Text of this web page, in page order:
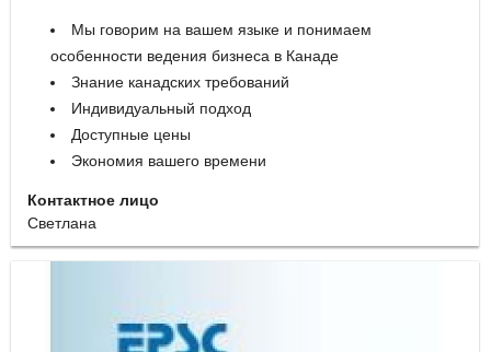
Мы говорим на вашем языке и понимаем
особенности ведения бизнеса в Канаде
Знание канадских требований
Индивидуальный подход
Доступные цены
Экономия вашего времени
Контактное лицо
Светлана